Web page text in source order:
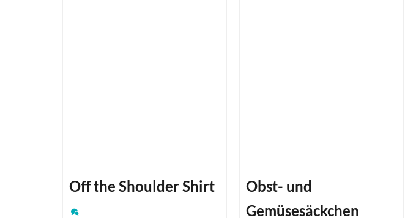
Off the Shoulder Shirt
Obst- und
Gemüsesäckchen